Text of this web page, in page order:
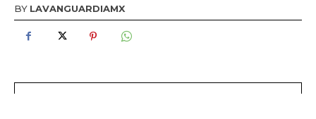
BY LAVANGUARDIAMX